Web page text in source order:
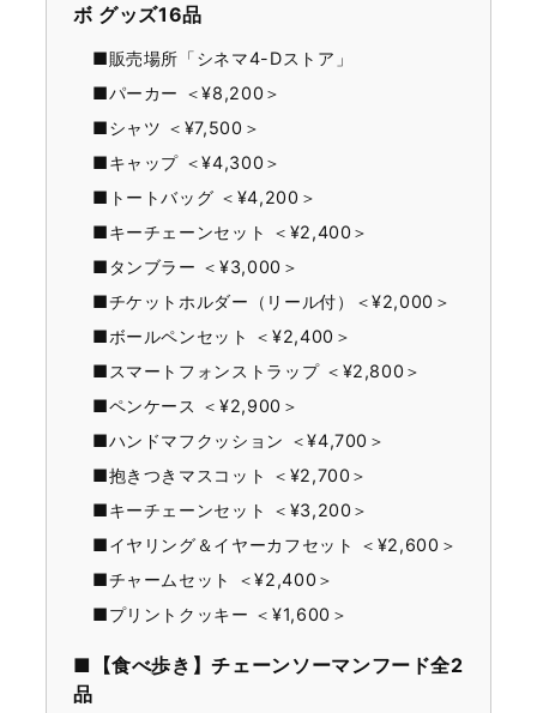
ボ グッズ16品
■販売場所「シネマ4-Dストア」
■パーカー ＜¥8,200＞
■シャツ ＜¥7,500＞
■キャップ ＜¥4,300＞
■トートバッグ ＜¥4,200＞
■キーチェーンセット ＜¥2,400＞
■タンブラー ＜¥3,000＞
■チケットホルダー（リール付）＜¥2,000＞
■ボールペンセット ＜¥2,400＞
■スマートフォンストラップ ＜¥2,800＞
■ペンケース ＜¥2,900＞
■ハンドマフクッション ＜¥4,700＞
■抱きつきマスコット ＜¥2,700＞
■キーチェーンセット ＜¥3,200＞
■イヤリング＆イヤーカフセット ＜¥2,600＞
■チャームセット ＜¥2,400＞
■プリントクッキー ＜¥1,600＞
■【食べ歩き】チェーンソーマンフード全2
品